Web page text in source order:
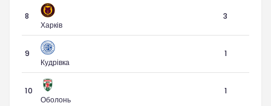
8
Харків
3
9
Кудрівка
1
10
Оболонь
1